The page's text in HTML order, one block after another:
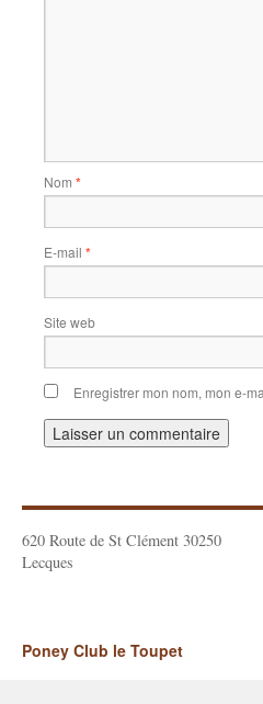
Nom *
E-mail *
Site web
Enregistrer mon nom, mon e-
620 Route de St Clément 30250
Lecques
Poney Club le Toupet